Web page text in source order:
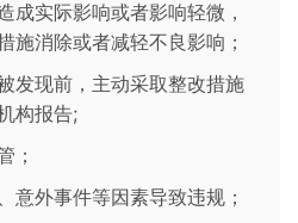
成实际影响或者影响轻微，
施消除或者减轻不良影响；
发现前，主动采取整改措施
构报告;
；
意外事件等因素导致违规；